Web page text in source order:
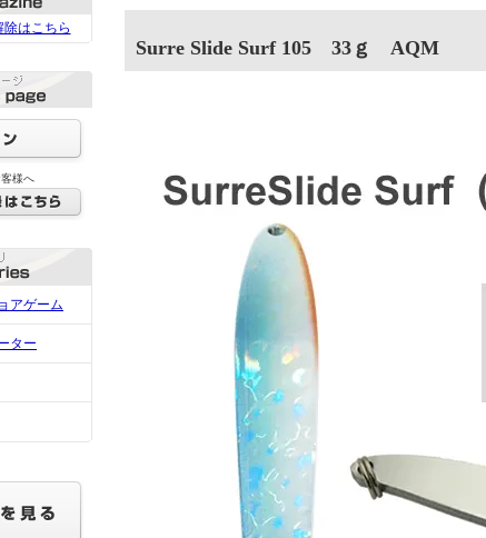
除はこちら
様へ
アゲーム
ター
Surre Slide Surf 105 33ｇ AQM